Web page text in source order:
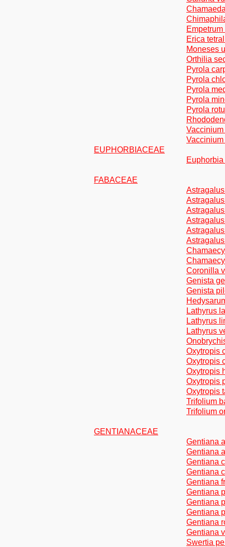
Erica
Moneses
Orthilia
Pyrola
Pyrola
Pyrola
Pyrola
Pyrola
EUPHORBIACEAE
FABACEAE
Coronilla
Genista
Genista
Lathyrus
Lathyrus
Lathyrus
Oxytropis
Oxytropis
Oxytropis
Oxytropis
Oxytropis
Trifolium
Trifolium
GENTIANACEAE
Gentiana
Gentiana
Gentiana
Gentiana
Gentiana
Gentiana
Gentiana
Gentiana
Gentiana
Gentiana
Swertia